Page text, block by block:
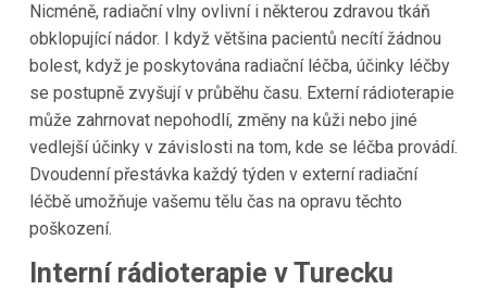
Nicméně, radiační vlny ovlivní i některou zdravou tkáň
obklopující nádor. I když většina pacientů necítí žádnou
bolest, když je poskytována radiační léčba, účinky léčby
se postupně zvyšují v průběhu času. Externí rádioterapie
může zahrnovat nepohodlí, změny na kůži nebo jiné
vedlejší účinky v závislosti na tom, kde se léčba provádí.
Dvoudenní přestávka každý týden v externí radiační
léčbě umožňuje vašemu tělu čas na opravu těchto
poškození.
Interní rádioterapie v Turecku